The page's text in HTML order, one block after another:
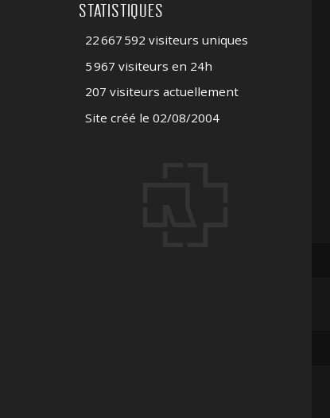
STATISTIQUES
22 667 592 visiteurs uniques
5 967 visiteurs en 24h
207 visiteurs actuellement
Site créé le 02/08/2004